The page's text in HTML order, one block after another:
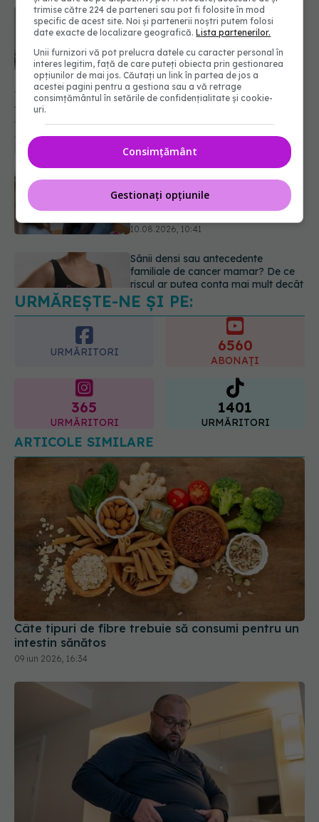
Alimentul neașteptat care reglează
glicemia. Impactul unui avocado
asupra zahărului din sânge
10.08.2026, 11:03
Reglarea emoțională,
învață în timp. Psiholog: „Nu poți
regla ceea ce nu poți numi”
10.08.2026, 10:41
Sânii densi sau antecedente
familiale de cancer mamar? De ce
riscul ar putea conta mai mult decât
10.08.2026, 09:43
Antrenamentul de forță după 40 de
ani: ce recomandă medicii și
specialiștii în nutriție
10.08.2026, 12:20
URMĂREȘTE-NE ȘI PE:
URMĂRITORI
ABONAȚI
365
URMĂRITORI
1401
URMĂRITORI
ARTICOLE SIMILARE
Câte tipuri de fibre trebuie să consumi pentru un
intestin sănătos
Grăsimea de pe burtă, asociată cu diareea
trimise către 224 de parteneri sau pot fi folosite în mod
specific de acest site. Noi și partenerii noștri putem folosi
date exacte de localizare geografică.Lista partenerilor.
Unii furnizori vă pot prelucra datele cu caracter personal în
interes legitim, față de care puteți obiecta prin gestionarea
opțiunilor de mai jos. Căutați un link în partea de jos a
acestei pagini pentru a gestiona sau a vă retrage
consimțământul în setările de confidențialitate și cookie-
uri.
Consimțământ
Gestionați opțiunile